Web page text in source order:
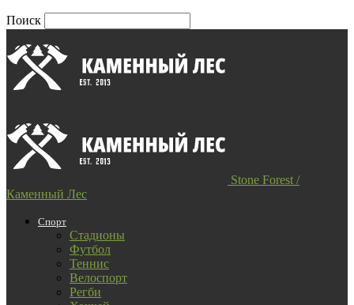
Поиск
Stone Forest /
Каменный Лес
Спорт
Стадионы
Футбол
Теннис
Велоспорт
Регби